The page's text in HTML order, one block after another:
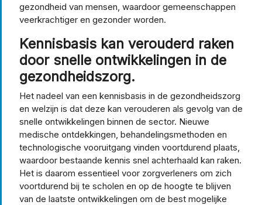
gezondheid van mensen, waardoor gemeenschappen
veerkrachtiger en gezonder worden.
Kennisbasis kan verouderd raken
door snelle ontwikkelingen in de
gezondheidszorg.
Het nadeel van een kennisbasis in de gezondheidszorg
en welzijn is dat deze kan verouderen als gevolg van de
snelle ontwikkelingen binnen de sector. Nieuwe
medische ontdekkingen, behandelingsmethoden en
technologische vooruitgang vinden voortdurend plaats,
waardoor bestaande kennis snel achterhaald kan raken.
Het is daarom essentieel voor zorgverleners om zich
voortdurend bij te scholen en op de hoogte te blijven
van de laatste ontwikkelingen om de best mogelijke